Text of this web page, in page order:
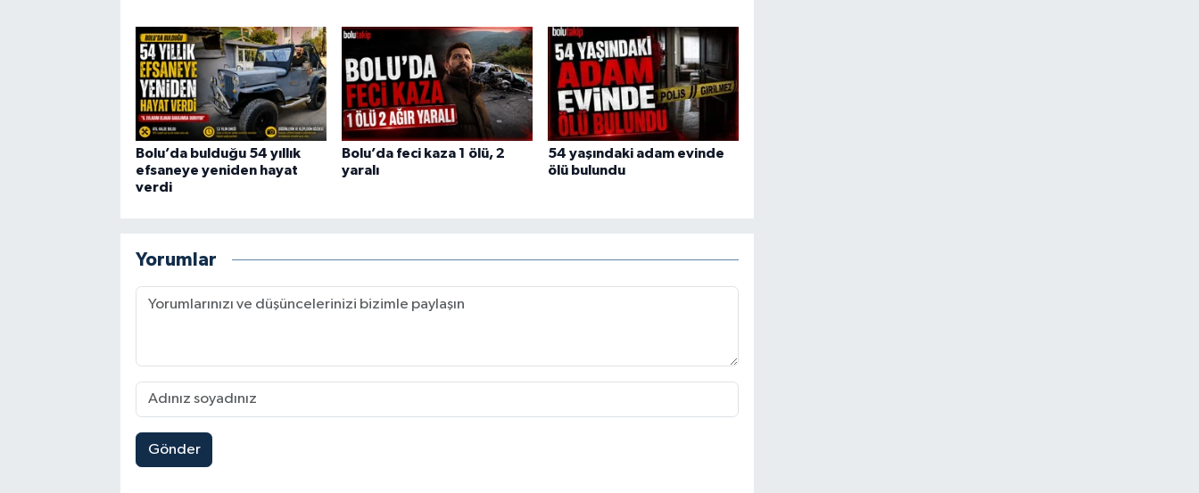
Bolu’da bulduğu 54 yıllık
efsaneye yeniden hayat
verdi
Bolu’da feci kaza 1 ölü, 2
yaralı
54 yaşındaki adam evinde
ölü bulundu
Yorumlar
Gönder